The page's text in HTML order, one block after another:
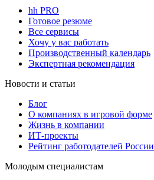
hh PRO
Готовое резюме
Все сервисы
Хочу у вас работать
Производственный календарь
Экспертная рекомендация
Новости и статьи
Блог
О компаниях в игровой форме
Жизнь в компании
ИТ-проекты
Рейтинг работодателей России
Молодым специалистам